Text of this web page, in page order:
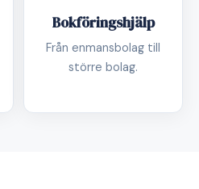
Bokföringshjälp
Från enmansbolag till
större bolag.